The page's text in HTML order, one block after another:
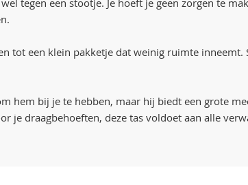
tegen een stootje. Je hoeft je geen zorgen te
tot een klein pakketje dat weinig ruimte inneemt.
hem bij je te hebben, maar hij biedt een grote
je draagbehoeften, deze tas voldoet aan alle